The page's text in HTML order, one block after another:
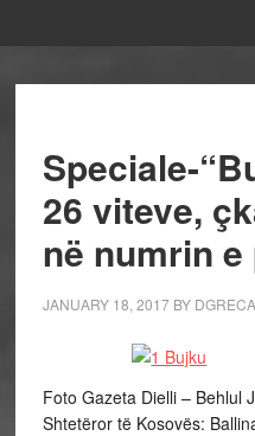
Speciale-
26 viteve,
në numrin e
JANUARY 18, 2017BY DGRECA
Foto Gazeta Dielli – Behlul
Shtetëror të Kosovës: